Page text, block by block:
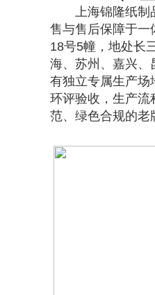
上海锦隆纸制
售与售后保障于一
18号5幢，地处长
海、苏州、嘉兴、
有独立专属生产场
环评验收，生产流
范、绿色合规的老